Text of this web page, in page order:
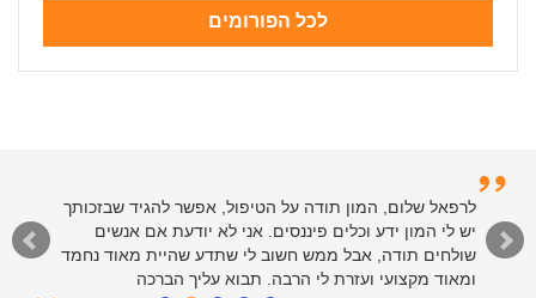
לכל הפורומים
לרפאל שלום, המון תודה על הטיפול, אפשר להגיד שבזכותך
יש לי המון ידע וכלים פיננסים. אני לא יודעת אם אנשים
שולחים תודה, אבל ממש חשוב לי שתדע שהיית מאוד נחמד
ומאוד מקצועי ועזרת לי הרבה. תבוא עליך הברכה